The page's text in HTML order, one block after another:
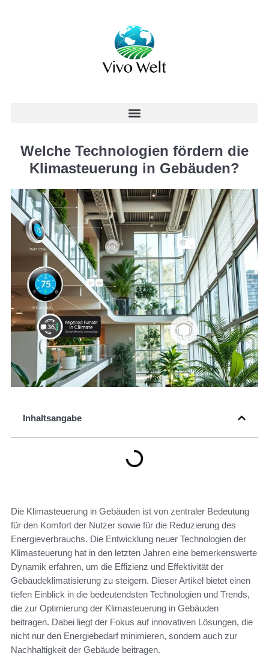
Welche Technologien fördern die
Klimasteuerung in Gebäuden?
Inhaltsangabe
Die Klimasteuerung in Gebäuden ist von zentraler Bedeutung
für den Komfort der Nutzer sowie für die Reduzierung des
Energieverbrauchs. Die Entwicklung neuer Technologien der
Klimasteuerung hat in den letzten Jahren eine bemerkenswerte
Dynamik erfahren, um die Effizienz und Effektivität der
Gebäudeklimatisierung zu steigern. Dieser Artikel bietet einen
tiefen Einblick in die bedeutendsten Technologien und Trends,
die zur Optimierung der Klimasteuerung in Gebäuden
beitragen. Dabei liegt der Fokus auf innovativen Lösungen, die
nicht nur den Energiebedarf minimieren, sondern auch zur
Nachhaltigkeit der Gebäude beitragen.